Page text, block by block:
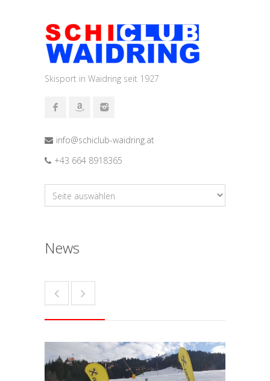
Skisport in Waidring seit 1927
info@schiclub-waidring.at
+43 664 8918365
News